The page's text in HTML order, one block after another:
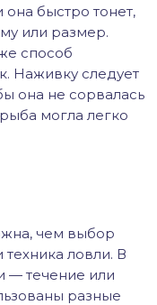
она быстро тонет,
или размер.
способ
Наживку следует
она не сорвалась
могла легко
чем выбор
техника ловли. В
— течение или
разные